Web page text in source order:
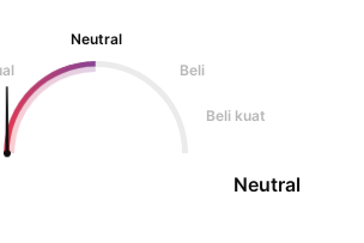
Neutral
Beli
Beli kuat
Neutral